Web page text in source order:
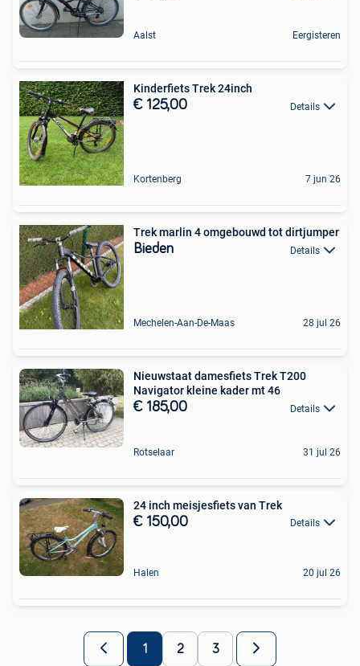
Aalst Eergisteren
Kinderfiets Trek 24inch
€ 125,00 Details
Kortenberg 7 jun 26
Trek marlin 4 omgebouwd tot dirtjumper
Bieden Details
Mechelen-Aan-De-Maas 28 jul 26
Nieuwstaat damesfiets Trek T200
Navigator kleine kader mt 46
€ 185,00 Details
Rotselaar 31 jul 26
24 inch meisjesfiets van Trek
€ 150,00 Details
Halen 20 jul 26
1 2 3